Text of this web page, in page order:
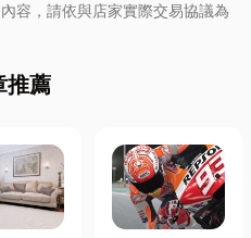
容，請依與店家實際交易協議為
推薦